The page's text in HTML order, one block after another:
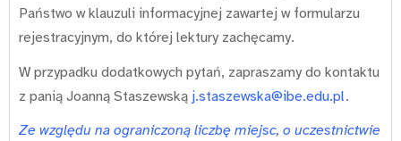
Państwo w klauzuli informacyjnej zawartej w formularzu
rejestracyjnym, do której lektury zachęcamy.
W przypadku dodatkowych pytań, zapraszamy do kontaktu
z panią Joanną Staszewską j.staszewska@ibe.edu.pl.
Ze względu na ograniczoną liczbę miejsc, o uczestnictwie